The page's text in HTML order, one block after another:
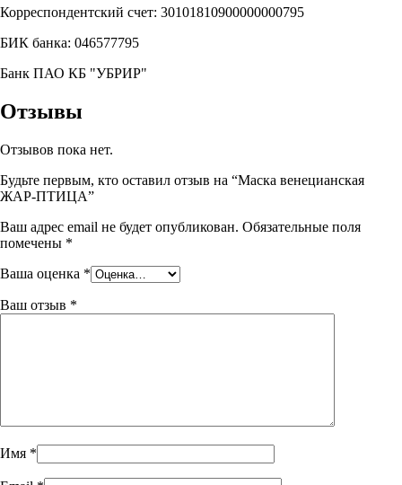
Корреспондентский счет: 30101810900000000795
БИК банка: 046577795
Банк ПАО КБ "УБРИР"
Отзывы
Отзывов пока нет.
Будьте первым, кто оставил отзыв на “Маска венецианская
ЖАР-ПТИЦА”
Ваш адрес email не будет опубликован. Обязательные поля
помечены *
Ваша оценка *
Ваш отзыв *
Имя *